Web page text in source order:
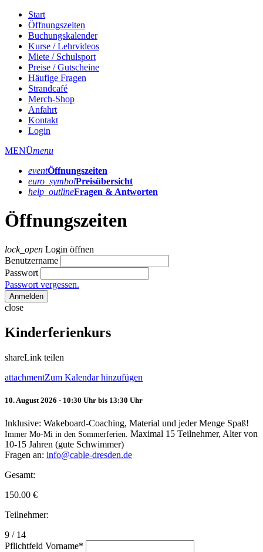
Start
Öffnungszeiten
Buchungskalender
Kurse / Lehrvideos
Miete / Schulsport
Preise / Gutscheine
Häufige Fragen
Strandcafé
Merch-Shop
Anfahrt
Kontakt
Login
MENÜmenu
eventÖffnungs­zeiten
euro_symbolPreis­übersicht
help_outlineFragen & Antworten
Öffnungszeiten
lock_open Login öffnen
Benutzername
Passwort
Passwort vergessen.
Anmelden
close
Kinderferienkurs
shareLink teilen
attachmentZum Kalendar hinzufügen
10. August 2026 - 10:30 Uhr bis 13:30 Uhr
Inklusive: Wakeboard-Coaching, Material und jeder Menge Spaß!
Immer Mo-Mi in den Sommerferien. Maximal 15 Teilnehmer, Alter von
10-15 Jahren (gute Schwimmer)
Fragen an: info@cable-dresden.de
Gesamt:
150.00 €
Teilnehmer:
9 / 14
Pflichtfeld Vorname*